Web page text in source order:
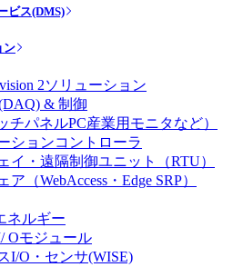
ビス(DMS)
ン
2ソリューション
& 制御
チパネルPC産業用モニタなど）
ションコントローラ
イ・遠隔制御ユニット（RTU）
ア（WebAccess・Edge SRP）
ネルギー
Oモジュール
I/O・センサ(WISE)